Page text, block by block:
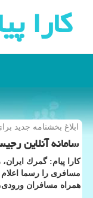
كارا
ابلاغ بخشنامه جدید
سامانه آنلاین
كارا پیام: گمرك
همراه مسافران ورودی،